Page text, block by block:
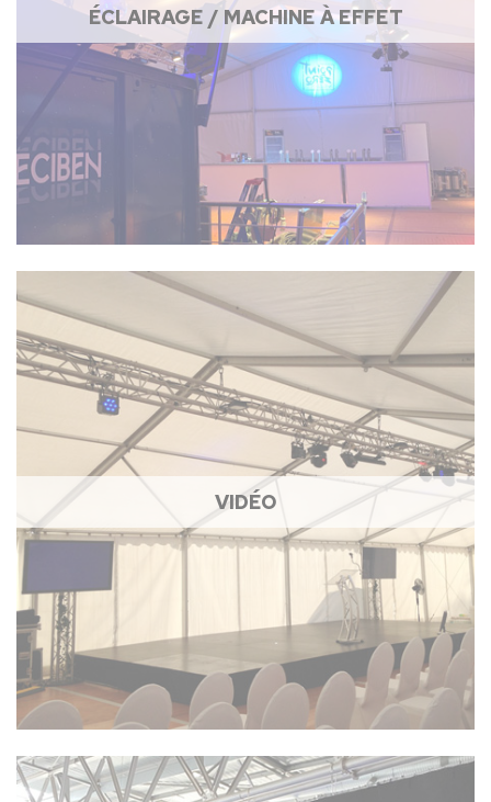
ÉCLAIRAGE / MACHINE À EFFET
VIDÉO